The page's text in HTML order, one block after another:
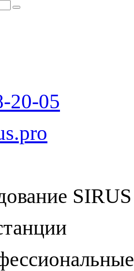
20-05
SIRUS